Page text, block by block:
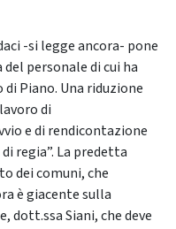
-si legge ancora- pone
personale di cui ha
Piano. Una riduzione
di
e di rendicontazione
regia”. La predetta
dei comuni, che
è giacente sulla
dott.ssa Siani, che deve